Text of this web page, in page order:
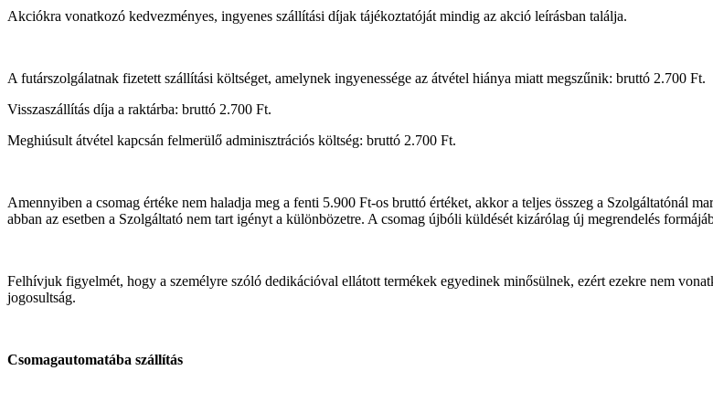
Akciókra vonatkozó kedvezményes, ingyenes szállítási díjak tájékoztatóját mindig az akció leírásban találja.
A futárszolgálatnak fizetett szállítási költséget, amelynek ingyenessége az átvétel hiánya miatt megszűnik: bruttó 2.700 Ft.
Visszaszállítás díja a raktárba: bruttó 2.700 Ft.
Meghiúsult átvétel kapcsán felmerülő adminisztrációs költség: bruttó 2.700 Ft.
Amennyiben a csomag értéke nem haladja meg a fenti 5.900 Ft-os bruttó értéket, akkor a teljes összeg a Szolgáltatónál
abban az esetben a Szolgáltató nem tart igényt a különbözetre. A csomag újbóli küldését kizárólag új megrendelés
Felhívjuk figyelmét, hogy a személyre szóló dedikációval ellátott termékek egyedinek minősülnek, ezért ezekre nem
jogosultság.
Csomagautomatába szállítás